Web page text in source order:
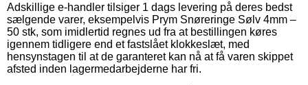
Adskillige e-handler tilsiger 1 dags levering på deres bedst
sælgende varer, eksempelvis Prym Snøreringe Sølv 4mm –
50 stk, som imidlertid regnes ud fra at bestillingen køres
igennem tidligere end et fastslået klokkeslæt, med
hensynstagen til at de garanteret kan nå at få varen skippet
afsted inden lagermedarbejderne har fri.